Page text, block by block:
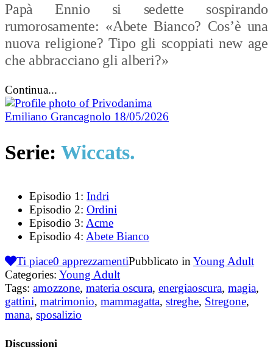
Papà Ennio si sedette sospirando
rumorosamente: «Abete Bianco? Cos’è una
nuova religione? Tipo gli scoppiati new age
che abbracciano gli alberi?»
Continua...
Emiliano Grancagnolo 18/05/2026
Serie: Wiccats.
Episodio 1: Indri
Episodio 2: Ordini
Episodio 3: Acme
Episodio 4: Abete Bianco
Ti piace0 apprezzamentiPubblicato in Young Adult
Categories: Young Adult
Tags: amozzone, materia oscura, energiaoscura, magia,
gattini, matrimonio, mammagatta, streghe, Stregone,
mana, sposalizio
Discussioni